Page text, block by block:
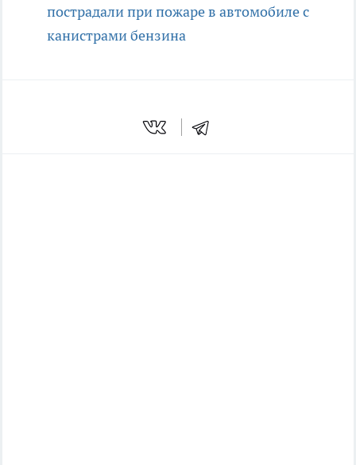
пострадали при пожаре в автомобиле с
канистрами бензина